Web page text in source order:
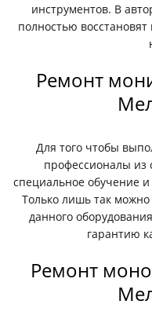
инструментов. В
полностью
Ремонт
Для того чтобы
профессионалы из
специальное обучение
Только лишь так
данного
гарантию
Ремонт